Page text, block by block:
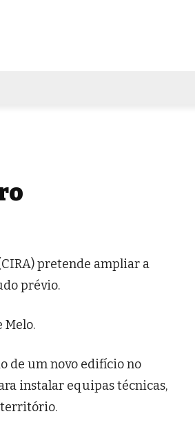
pretende ampliar a
prévio.
Melo.
de um novo edifício no
instalar equipas técnicas,
território.